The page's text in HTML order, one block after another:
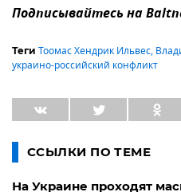
Подписывайтесь на
Теги Тоомас Хендрик Ильвес,
украино-российский конфликт
ССЫЛКИ ПО ТЕМЕ
На Украине проходят